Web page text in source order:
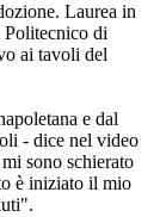
Laurea in
Politecnico di
ai tavoli del
e dal
- dice nel video
sono schierato
è iniziato il mio